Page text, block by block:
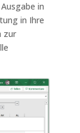
in
in Ihre
zur